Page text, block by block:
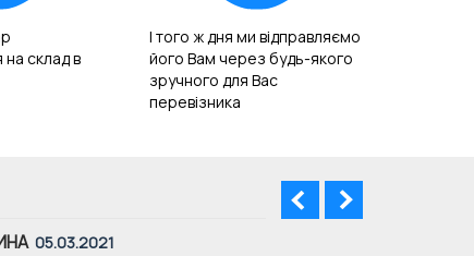
на склад в
І того ж дня ми відправляємо
його Вам через будь-якого
зручного для Вас
перевізника
05.03.2021